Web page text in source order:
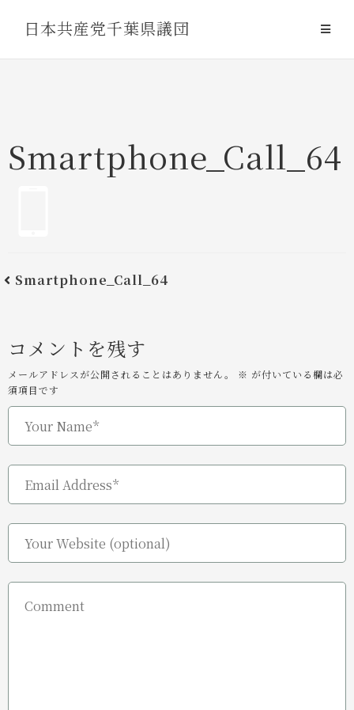
日本共産党千葉県議団
Smartphone_Call_64
Smartphone_Call_64
コメントを残す
メールアドレスが公開されることはありません。 ※ が付いている欄は必
須項目です